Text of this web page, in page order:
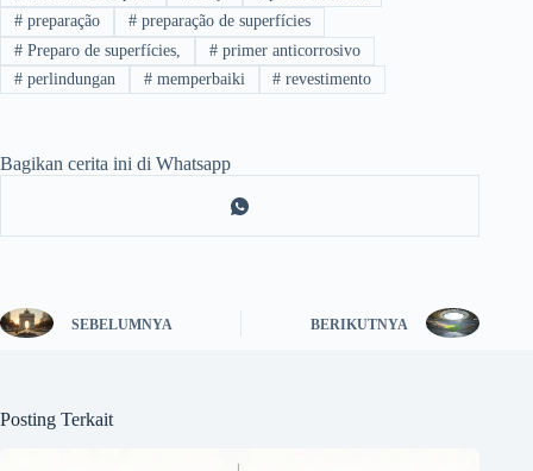
#preparação #preparação de superfícies
#Preparo de superfícies, #primer anticorrosivo
#perlindungan #memperbaiki # revestimento
Bagikan cerita ini di Whatsapp
SEBELUMNYA BERIKUTNYA
Posting Terkait